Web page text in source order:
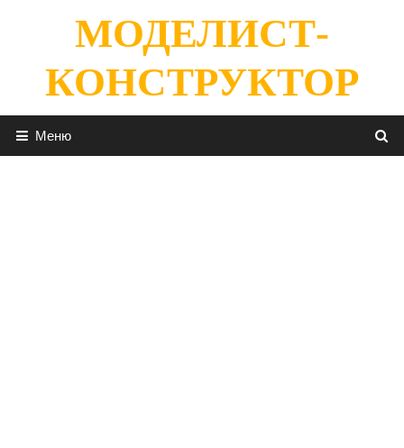
содержимомуМОДЕЛИСТ-
КОНСТРУКТОР
Меню